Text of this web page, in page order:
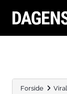
Forside